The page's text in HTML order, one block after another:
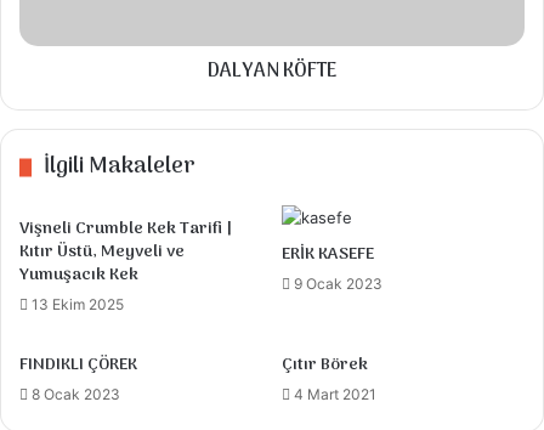
iyice çırpın köpük köpük olana kadar.
Ardından sıvıyağı ve sütü ekleyip çırpmaya
devam edin.
Portakal kabuğu rendesi ve portakal suyunu
ekleyip, Elenmiş Unu, vanilya ve kabartma
tozunu ekleyip bir spatula yardımıyla
karıştırın.
Yağlanmış kek kalıbına harcınızı dökün.
İsterseniz üzerine çikolata parçacıkları
DALYAN KÖFTE
İlgili Makaleler
Vişneli Crumble Kek Tarifi |
Kıtır Üstü, Meyveli ve
Yumuşacık Kek
13 Ekim 2025
ERİK KASEFE
9 Ocak 2023
FINDIKLI ÇÖREK
8 Ocak 2023
Çıtır Börek
4 Mart 2021